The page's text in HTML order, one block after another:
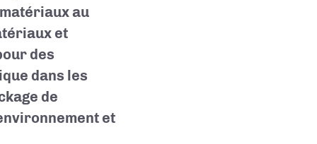
au
et
des
dans les
de
et